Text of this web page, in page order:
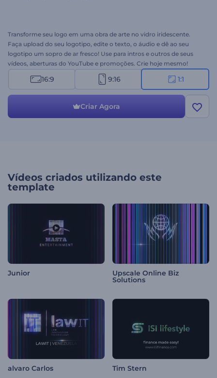
Transforme seu logo em uma obra de arte no vidro iridescente.
Faça upload do seu logotipo, edite o texto, o áudio e dê ao seu
logotipo um sopro de ar fresco! Use para intros e outros de seus
vídeos, aberturas do YouTube e promoções. Crie hoje mesmo!
16:9 9:16 1:1
Criar Agora
Vídeos criados utilizando este
template
Junior Upscale Online Biz
Solutions
alvaro Carlos Tim Stern